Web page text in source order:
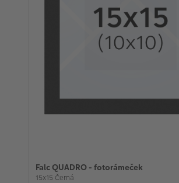
Falc QUADRO - fotorámeček
15x15 Černá